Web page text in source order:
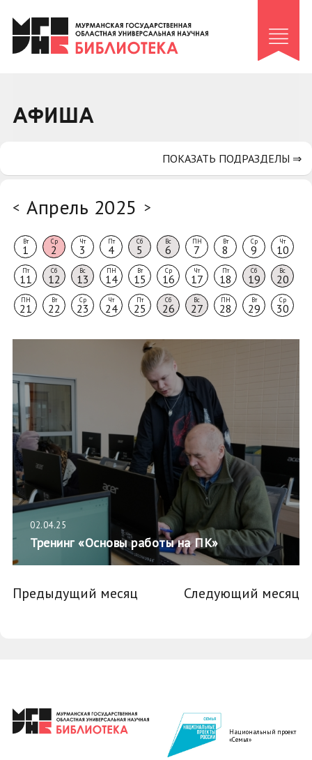
Клуб «Гиря и сельдерей»
Клуб «Семейный архив»
Коллегам
АФИША
< Апрель 2025 >
Вт
1
Ср
2
Чт
3
Пт
4
Сб
5
Вс
6
ПН
7
Вт
8
Ср
9
Чт
10
Пт
11
Сб
12
Вс
13
ПН
14
Вт
15
Ср
16
Чт
17
Пт
18
Сб
19
Вс
20
ПН
21
Вт
22
Ср
23
Чт
24
Пт
25
Сб
26
Вс
27
ПН
28
Вт
29
Ср
30
02.04.25
Тренинг «Основы работы на ПК»
Предыдущий месяц Следующий месяц
ПОКАЗАТЬ ПОДРАЗДЕЛЫ ⇒
Национальный проект
«Семья»